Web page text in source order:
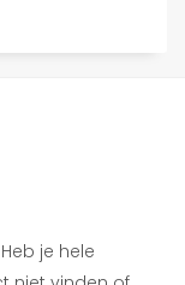
je hele